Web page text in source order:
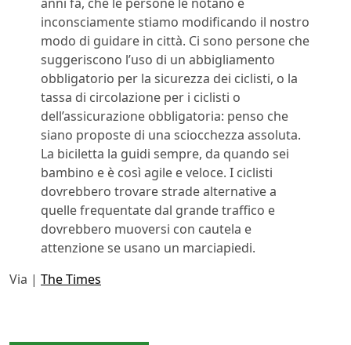
inconsciamente stiamo modificando il nostro
modo di guidare in città. Ci sono persone che
suggeriscono l’uso di un abbigliamento
obbligatorio per la sicurezza dei ciclisti, o la
tassa di circolazione per i ciclisti o
dell’assicurazione obbligatoria: penso che
siano proposte di una sciocchezza assoluta.
La biciletta la guidi sempre, da quando sei
bambino e è così agile e veloce. I ciclisti
dovrebbero trovare strade alternative a
quelle frequentate dal grande traffico e
dovrebbero muoversi con cautela e
attenzione se usano un marciapiedi.
Via | The Times